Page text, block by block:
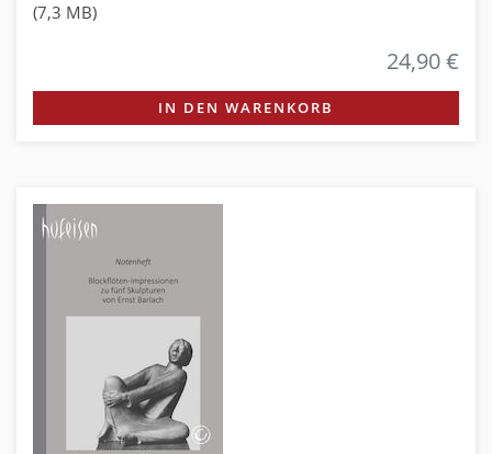
(7,3 MB)
24,90 €
IN DEN WARENKORB